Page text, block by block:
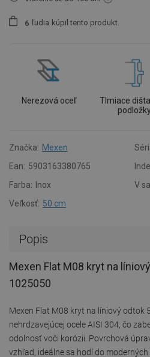
6 ľudia kúpil tento produkt.
Nerezová oceľ
Tlmiace
Značka: Mexen
Ean: 5903163380765
Farba:
Inox V
Veľkosť: 50 cm
Popis
Mexen Flat M08 kryt na
1025050
Mexen Flat M08 kryt na líniový odtok
nehrdzavejúcej ocele AISI 304, čo
odolnosť voči korózii. Povrchová
vzhľad, ideálne sa hodí do